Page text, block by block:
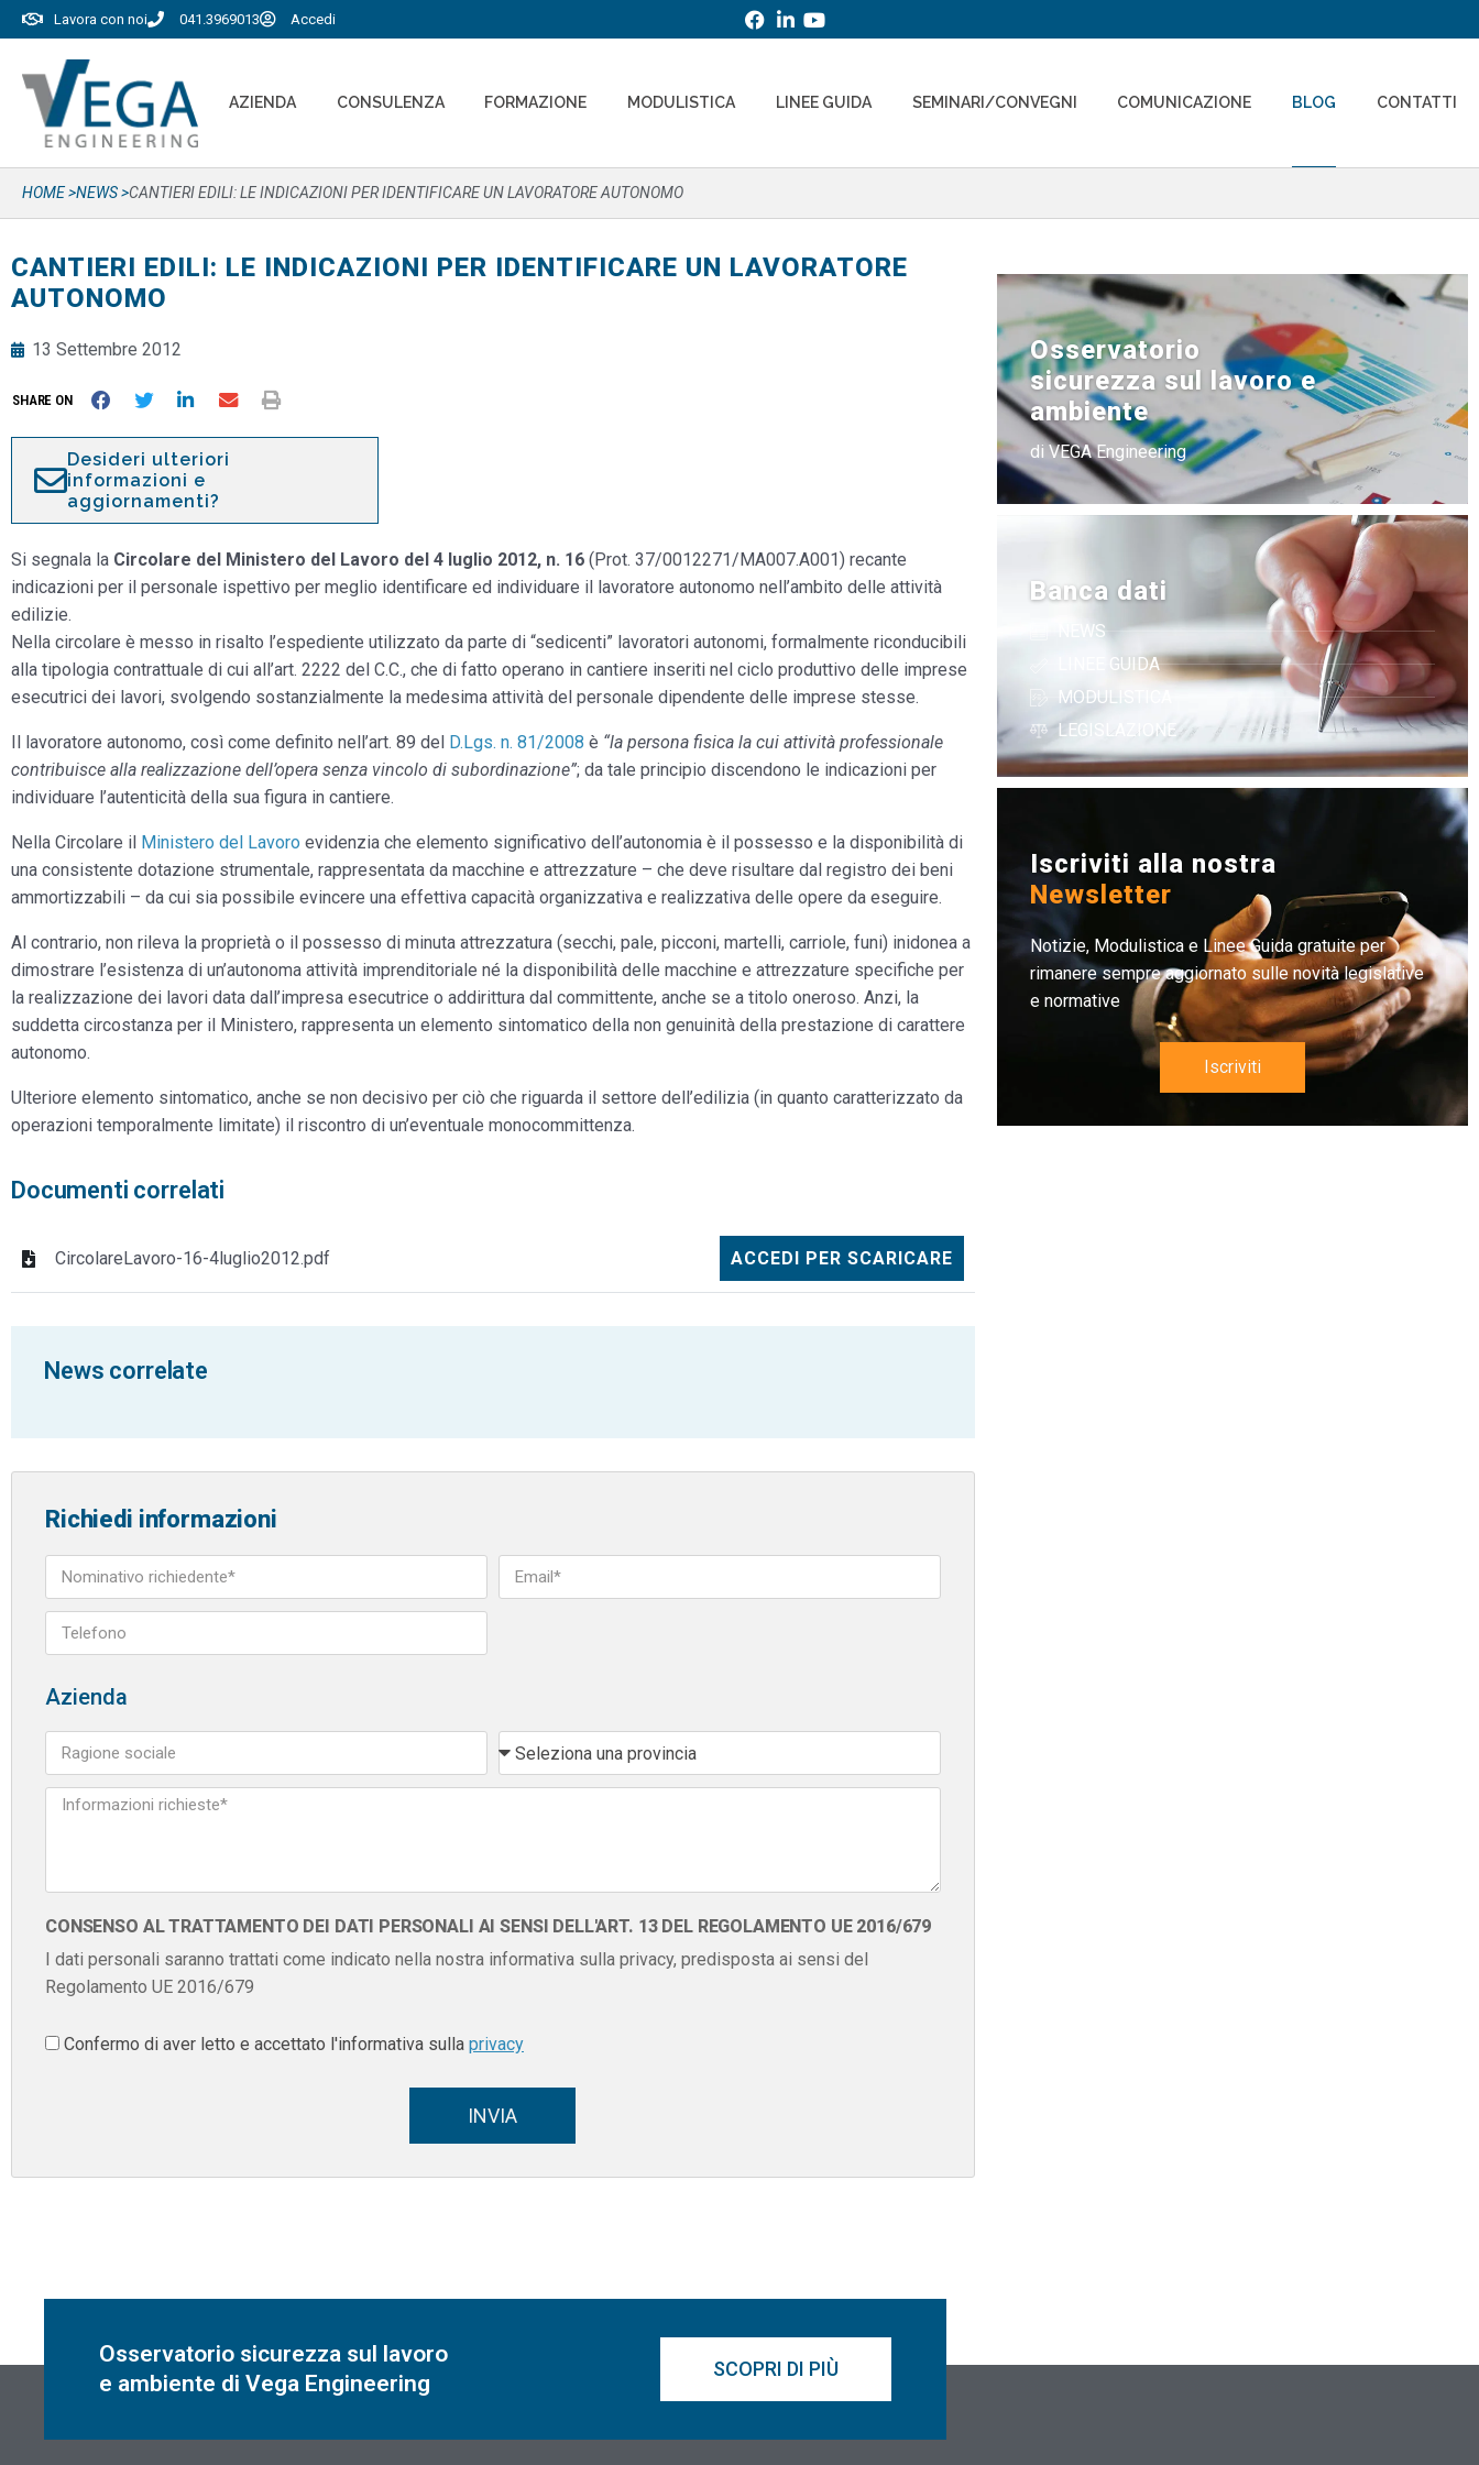
Lavora con noi 041.3969013 Accedi
AZIENDA CONSULENZA FORMAZIONE MODULISTICA LINEE GUIDA SEMINARI/CONVEGNI COMUNICAZIONE BLOG CONTATTI
HOME >NEWS >CANTIERI EDILI: LE INDICAZIONI PER IDENTIFICARE UN LAVORATORE AUTONOMO
CANTIERI EDILI: LE INDICAZIONI PER IDENTIFICARE UN LAVORATORE
AUTONOMO
13 Settembre 2012
SHARE ON
Desideri ulteriori
informazioni e
aggiornamenti?
Si segnala la Circolare del Ministero del Lavoro del 4 luglio 2012, n. 16 (Prot. 37/0012271/MA007.A001) recante
indicazioni per il personale ispettivo per meglio identificare ed individuare il lavoratore autonomo nell’ambito delle attività
edilizie.
Nella circolare è messo in risalto l’espediente utilizzato da parte di “sedicenti” lavoratori autonomi, formalmente riconducibili
alla tipologia contrattuale di cui all’art. 2222 del C.C., che di fatto operano in cantiere inseriti nel ciclo produttivo delle imprese
esecutrici dei lavori, svolgendo sostanzialmente la medesima attività del personale dipendente delle imprese stesse.
Il lavoratore autonomo, così come definito nell’art. 89 del D.Lgs. n. 81/2008 è “la persona fisica la cui attività professionale
contribuisce alla realizzazione dell’opera senza vincolo di subordinazione”; da tale principio discendono le indicazioni per
individuare l’autenticità della sua figura in cantiere.
Nella Circolare il Ministero del Lavoro evidenzia che elemento significativo dell’autonomia è il possesso e la disponibilità di
una consistente dotazione strumentale, rappresentata da macchine e attrezzature – che deve risultare dal registro dei beni
ammortizzabili – da cui sia possibile evincere una effettiva capacità organizzativa e realizzativa delle opere da eseguire.
Al contrario, non rileva la proprietà o il possesso di minuta attrezzatura (secchi, pale, picconi, martelli, carriole, funi) inidonea a
dimostrare l’esistenza di un’autonoma attività imprenditoriale né la disponibilità delle macchine e attrezzature specifiche per
la realizzazione dei lavori data dall’impresa esecutrice o addirittura dal committente, anche se a titolo oneroso. Anzi, la
suddetta circostanza per il Ministero, rappresenta un elemento sintomatico della non genuinità della prestazione di carattere
autonomo.
Ulteriore elemento sintomatico, anche se non decisivo per ciò che riguarda il settore dell’edilizia (in quanto caratterizzato da
operazioni temporalmente limitate) il riscontro di un’eventuale monocommittenza.
Documenti correlati
CircolareLavoro-16-4luglio2012.pdf ACCEDI PER SCARICARE
News correlate
Richiedi informazioni
Azienda
CONSENSO AL TRATTAMENTO DEI DATI PERSONALI AI SENSI DELL'ART. 13 DEL REGOLAMENTO UE 2016/679
I dati personali saranno trattati come indicato nella nostra informativa sulla privacy, predisposta ai sensi del
Regolamento UE 2016/679
Confermo di aver letto e accettato l'informativa sulla privacy
INVIA
Banca dati
NEWS
LINEE GUIDA
MODULISTICA
LEGISLAZIONE
Osservatorio
sicurezza sul lavoro e
ambiente
di VEGA Engineering
Iscriviti alla nostra
Newsletter
Notizie, Modulistica e Linee Guida gratuite per
rimanere sempre aggiornato sulle novità legislative
e normative
Iscriviti
Osservatorio sicurezza sul lavoro
e ambiente di Vega Engineering
SCOPRI DI PIÙ